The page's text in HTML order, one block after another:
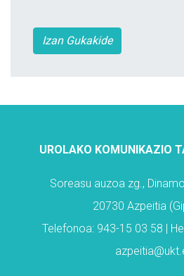
Izan Gukakide
UROLAKO KOMUNIKAZIO
Soreasu auzoa zg.,
20730 Azpeitia
Telefonoa: 943-15 03 58 |